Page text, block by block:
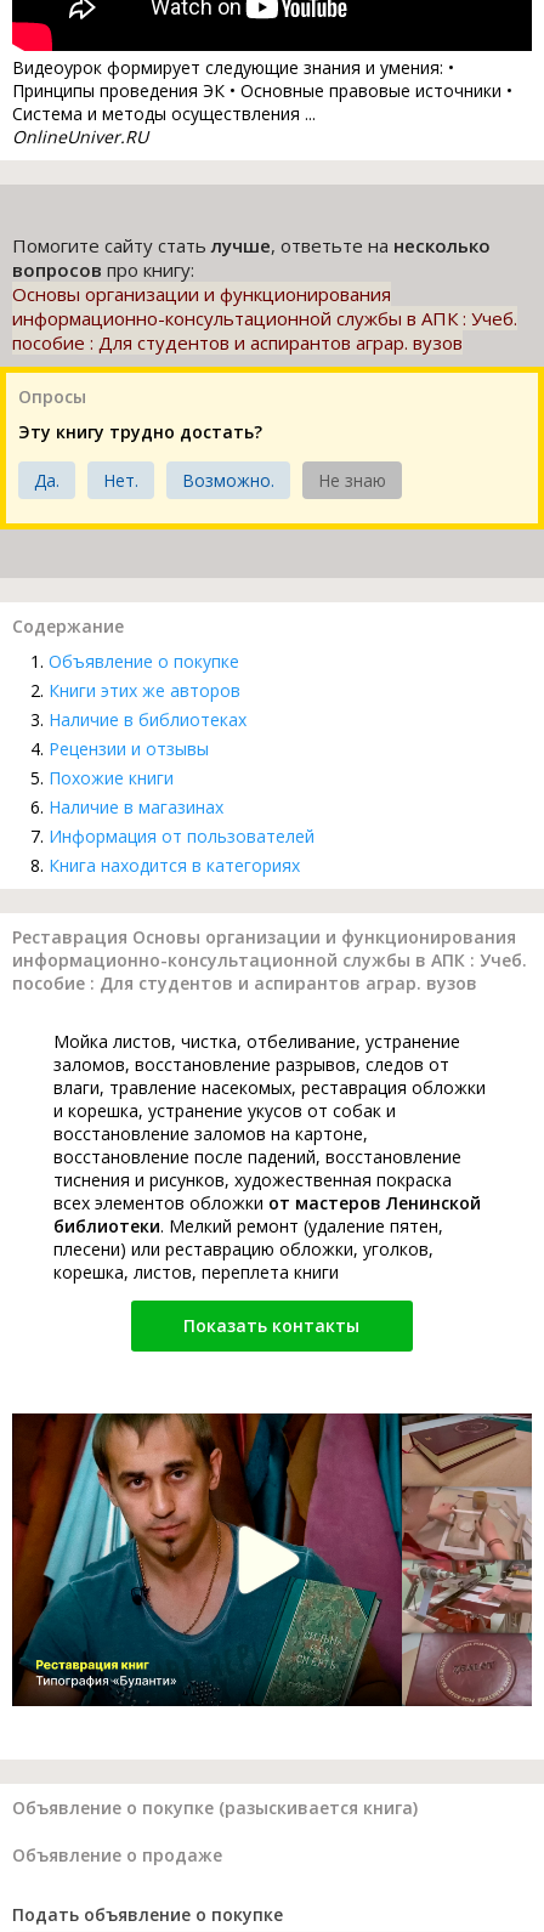
Видеоурок формирует следующие знания и умения: •
Принципы проведения ЭК • Основные правовые источники •
Система и методы осуществления ...
OnlineUniver.RU
Помогите сайту статьлучше, ответьте на несколько
вопросов про книгу:
Основы организации и функционирования
информационно-консультационной службы в АПК : Учеб.
пособие : Для студентов и аспирантов аграр. вузов
Опросы
Эту книгу трудно достать?
Да. Нет. Возможно. Не знаю
Содержание
Объявление о покупке
Книги этих же авторов
Наличие в библиотеках
Рецензии и отзывы
Похожие книги
Наличие в магазинах
Информация от пользователей
Книга находится в категориях
Реставрация Основы организации и функционирования
информационно-консультационной службы в АПК : Учеб.
пособие : Для студентов и аспирантов аграр. вузов
Мойка листов, чистка, отбеливание, устранение
заломов, восстановление разрывов, следов от
влаги, травление насекомых, реставрация обложки
и корешка, устранение укусов от собак и
восстановление заломов на картоне,
восстановление после падений, восстановление
тиснения и рисунков, художественная покраска
всех элементов обложки от мастеров Ленинской
библиотеки. Мелкий ремонт (удаление пятен,
плесени) или реставрацию обложки, уголков,
корешка, листов, переплета книги
Показать контакты
Объявление о покупке (разыскивается книга)
Объявление о продаже
Подать объявление о покупке